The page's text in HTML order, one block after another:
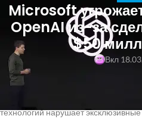
Microsoft
OpenAI из-за
$50
Вкл
Сообщается, что Microsoft
против Amazon и OpenAI.
соглашение на сумму 50
технологий нарушает